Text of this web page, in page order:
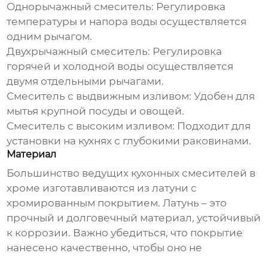
Однорычажный смеситель: Регулировка
температуры и напора воды осуществляется
одним рычагом.
Двухрычажный смеситель: Регулировка
горячей и холодной воды осуществляется
двумя отдельными рычагами.
Смеситель с выдвижным изливом: Удобен для
мытья крупной посуды и овощей.
Смеситель с высоким изливом: Подходит для
установки на кухнях с глубокими раковинами.
Материал
Большинство ведущих кухонных смесителей в
хроме изготавливаются из латуни с
хромированным покрытием. Латунь – это
прочный и долговечный материал, устойчивый
к коррозии. Важно убедиться, что покрытие
нанесено качественно, чтобы оно не